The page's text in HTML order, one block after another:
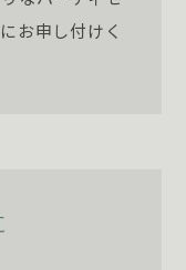
お申し付けく